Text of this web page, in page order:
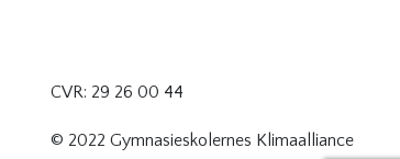
CVR: 29 26 00 44
© 2022 Gymnasieskolernes Klimaalliance